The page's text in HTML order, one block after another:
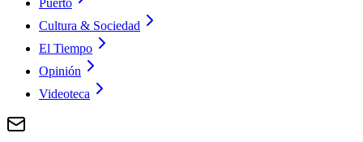
Puerto
Cultura & Sociedad
El Tiempo
Opinión
Videoteca